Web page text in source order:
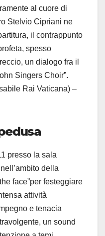
al cuore di
Stelvio Cipriani ne
il contrappunto
spesso
un dialogo fra il
Singers Choir”.
Rai Vaticana) –
presso la sala
della
face”per festeggiare
attività
e tenacia
un sound